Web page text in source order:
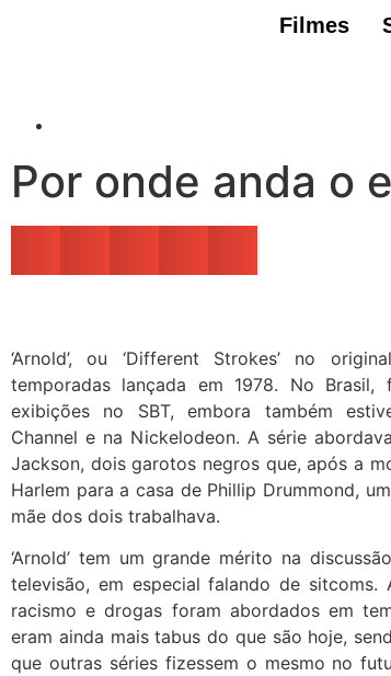
Filmes
Por onde anda o
‘Arnold’, ou ‘Different Strokes’ no
temporadas lançada em 1978. No Brasil,
exibições no SBT, embora também
Channel e na Nickelodeon. A série
Jackson, dois garotos negros que, após a
Harlem para a casa de Phillip Drummond,
mãe dos dois trabalhava.
‘Arnold’ tem um grande mérito na
televisão, em especial falando de sitcoms.
racismo e drogas foram abordados em
eram ainda mais tabus do que são hoje,
que outras séries fizessem o mesmo no